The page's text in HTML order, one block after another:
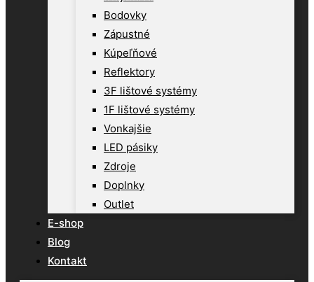
Bodovky
Zápustné
Kúpeľňové
Reflektory
3F lištové systémy
1F lištové systémy
Vonkajšie
LED pásiky
Zdroje
Doplnky
Outlet
E-shop
Blog
Kontakt